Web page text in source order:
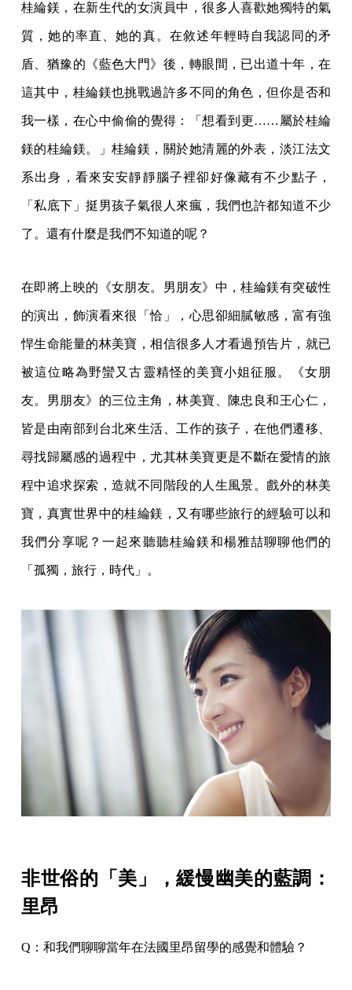
桂綸鎂，在新生代的女演員中，很多人喜歡她獨特的氣
質，她的率直、她的真。在敘述年輕時自我認同的矛
盾、猶豫的《藍色大門》後，轉眼間，已出道十年，在
這其中，桂綸鎂也挑戰過許多不同的角色，但你是否和
我一樣，在心中偷偷的覺得：「想看到更……屬於桂綸
鎂的桂綸鎂。」桂綸鎂，關於她清麗的外表，淡江法文
系出身，看來安安靜靜腦子裡卻好像藏有不少點子，
「私底下」挺男孩子氣很人來瘋，我們也許都知道不少
了。還有什麼是我們不知道的呢？
在即將上映的《女朋友。男朋友》中，桂綸鎂有突破性
的演出，飾演看來很「恰」，心思卻細膩敏感，富有強
悍生命能量的林美寶，相信很多人才看過預告片，就已
被這位略為野蠻又古靈精怪的美寶小姐征服。《女朋
友。男朋友》的三位主角，林美寶、陳忠良和王心仁，
皆是由南部到台北來生活、工作的孩子，在他們遷移、
尋找歸屬感的過程中，尤其林美寶更是不斷在愛情的旅
程中追求探索，造就不同階段的人生風景。戲外的林美
寶，真實世界中的桂綸鎂，又有哪些旅行的經驗可以和
我們分享呢？一起來聽聽桂綸鎂和楊雅喆聊聊他們的
「孤獨，旅行，時代」。
非世俗的「美」，緩慢幽美的藍調：
里昂
Q：和我們聊聊當年在法國里昂留學的感覺和體驗？